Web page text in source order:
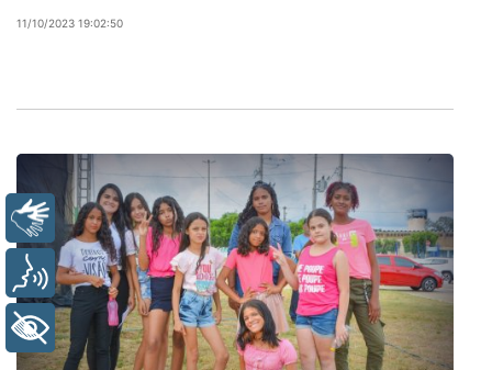
11/10/2023 19:02:50
Libras
Voz
+ Acessibilidade